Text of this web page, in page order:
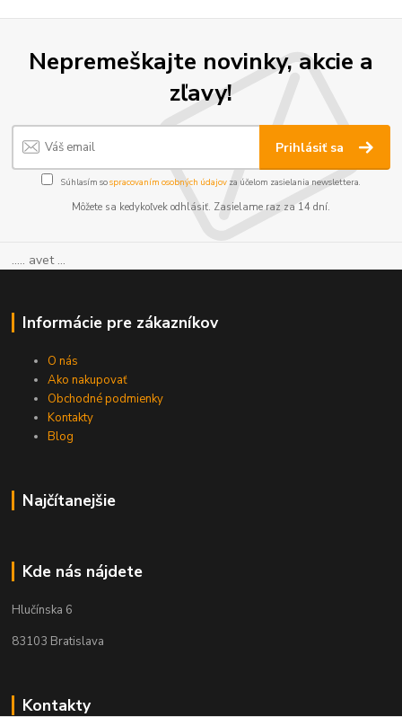
Nepremeškajte novinky, akcie a
zľavy!
Prihlásiť sa
Súhlasím sospracovaním osobných údajov za účelom zasielania newslettera.
Môžete sa kedykoľvek odhlásiť. Zasielame raz za 14 dní.
..... avet ...
Informácie pre zákazníkov
O nás
Ako nakupovať
Obchodné podmienky
Kontakty
Blog
Najčítanejšie
Kde nás nájdete
Hlučínska 6
83103 Bratislava
Kontakty